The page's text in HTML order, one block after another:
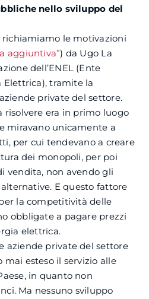
nello sviluppo del
le motivazioni
aggiuntiva”) da Ugo La
dell’ENEL (Ente
Elettrica), tramite la
private del settore.
risolvere era in primo luogo
miravano unicamente a
per cui tendevano a creare
dei monopoli, per poi
vendita, non avendo gli
E questo fattore
la competitività delle
obbligate a pagare prezzi
elettrica.
aziende private del settore
esteso il servizio alle
in quanto non
Ma nessuno sviluppo